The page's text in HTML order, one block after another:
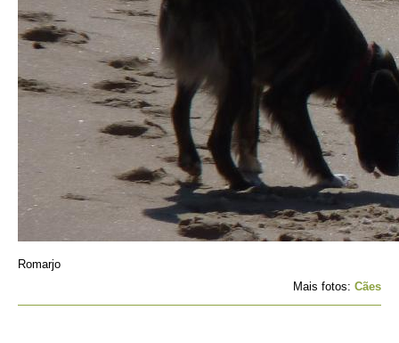
Romarjo
Mais fotos: Cães